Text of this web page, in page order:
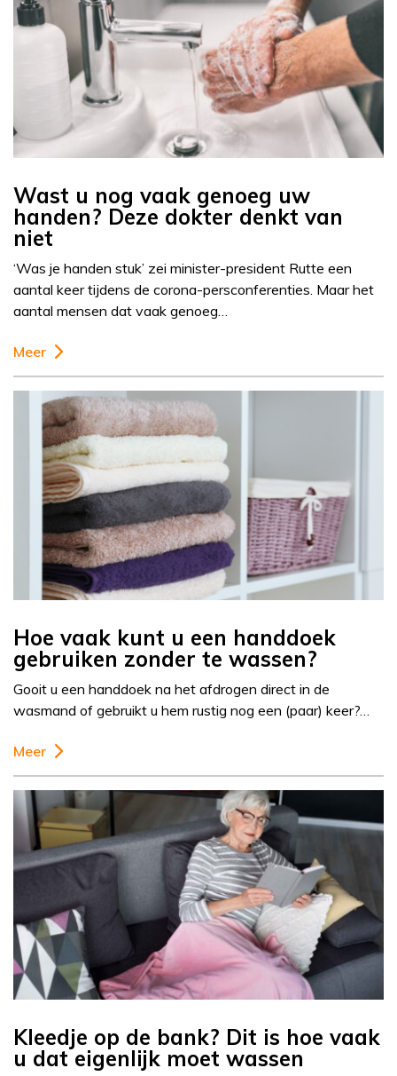
Wast u nog vaak genoeg uw
handen? Deze dokter denkt van
niet
‘Was je handen stuk’ zei minister-president Rutte een
aantal keer tijdens de corona-persconferenties. Maar het
aantal mensen dat vaak genoeg…
Meer
Hoe vaak kunt u een handdoek
gebruiken zonder te wassen?
Gooit u een handdoek na het afdrogen direct in de
wasmand of gebruikt u hem rustig nog een (paar) keer?…
Meer
Kleedje op de bank? Dit is hoe vaak
u dat eigenlijk moet wassen